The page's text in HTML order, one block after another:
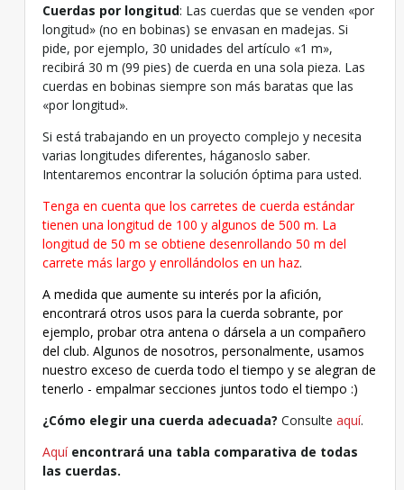
Cuerdas por longitud: Las cuerdas que se venden «por
longitud» (no en bobinas) se envasan en madejas. Si
pide, por ejemplo, 30 unidades del artículo «1 m»,
recibirá 30 m (99 pies) de cuerda en una sola pieza. Las
cuerdas en bobinas siempre son más baratas que las
«por longitud».
Si está trabajando en un proyecto complejo y necesita
varias longitudes diferentes, háganoslo saber.
Intentaremos encontrar la solución óptima para usted.
Tenga en cuenta que los carretes de cuerda estándar
tienen una longitud de 100 y algunos de 500 m. La
longitud de 50 m se obtiene desenrollando 50 m del
carrete más largo y enrollándolos en un haz.
A medida que aumente su interés por la afición,
encontrará otros usos para la cuerda sobrante, por
ejemplo, probar otra antena o dársela a un compañero
del club. Algunos de nosotros, personalmente, usamos
nuestro exceso de cuerda todo el tiempo y se alegran de
tenerlo - empalmar secciones juntos todo el tiempo :)
¿Cómo elegir una cuerda adecuada? Consulte aquí.
Aquí encontrará una tabla comparativa de todas
las cuerdas.